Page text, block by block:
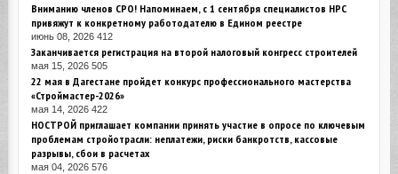
Вниманию членов СРО! Напоминаем, с 1 сентября специалистов НРС
привяжут к конкретному работодателю в Едином реестре
июнь 08, 2026 412
Заканчивается регистрация на второй налоговый конгресс строителей
мая 15, 2026 505
22 мая в Дагестане пройдет конкурс профессионального мастерства
«Строймастер-2026»
мая 14, 2026 422
НОСТРОЙ приглашает компании принять участие в опросе по ключевым
проблемам стройотрасли: неплатежи, риски банкротств, кассовые
разрывы, сбои в расчетах
мая 04, 2026 576